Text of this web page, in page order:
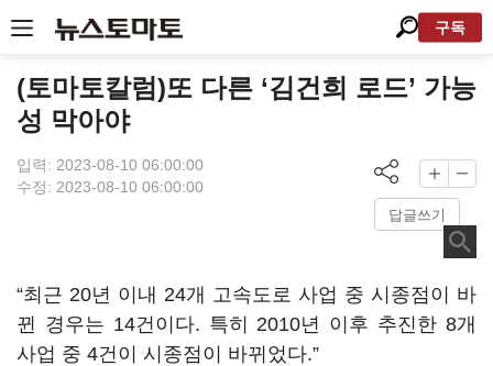
구독
(토마토칼럼)또 다른 ‘김건희 로드’ 가능
성 막아야
입력: 2023-08-10 06:00:00
수정: 2023-08-10 06:00:00
답글쓰기
“최근 20년 이내 24개 고속도로 사업 중 시종점이 바
뀐 경우는 14건이다. 특히 2010년 이후 추진한 8개
사업 중 4건이 시종점이 바뀌었다.”